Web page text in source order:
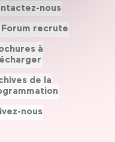
nous
Forum recrute
à
de la
nous